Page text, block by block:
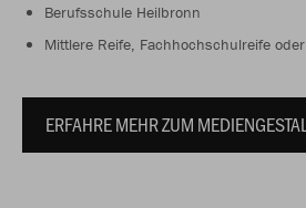
Berufsschule Heilbronn
Mittlere Reife, Fachhochschulreife
ERFAHRE MEHR ZUM